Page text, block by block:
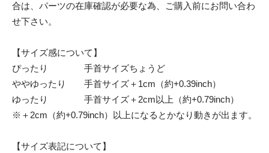
合は、パーツの在庫確認が必要な為、ご購入前にお問い合わ
せ下さい。
【サイズ感について】
ぴったり 手首サイズちょうど
ややゆったり 手首サイズ＋1cm（約+0.39inch）
ゆったり 手首サイズ＋2cm以上（約+0.79inch）
※＋2cm（約+0.79inch）以上になるとかなり動きが出ます。
【サイズ表記について】